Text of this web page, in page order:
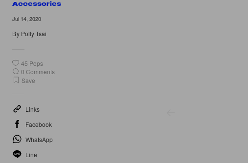
Accessories
Jul 14, 2020
By Polly Tsai
45 Pops
0 Comments
Save
Links
Facebook
WhatsApp
Line